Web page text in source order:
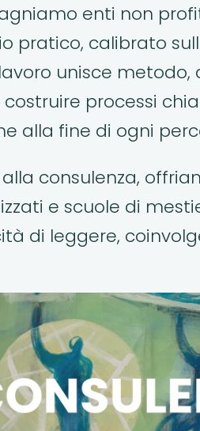
enti non
pratico, calibrato
unisce
costruire processi
alla fine di ogni
consulenza,
e scuole di
di leggere,